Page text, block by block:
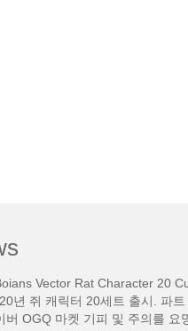
Vector Rat Character 20
년 쥐 캐릭터 20세트 출시. 파트
버 OGQ 마켓 기피 및 주의를 요